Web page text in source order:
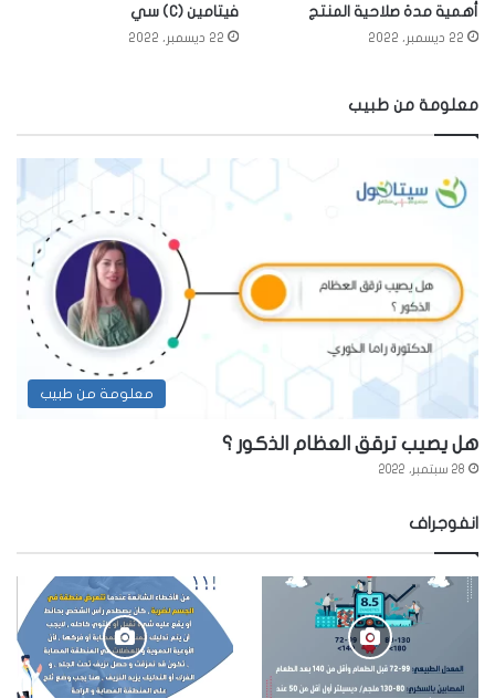
أهمية مدة صلاحية المنتج
22 ديسمبر، 2022
فيتامين (C) سي
22 ديسمبر، 2022
معلومة من طبيب
معلومة من طبيب
هل يصيب ترقق العظام الذكور ؟
28 سبتمبر، 2022
انفوجراف